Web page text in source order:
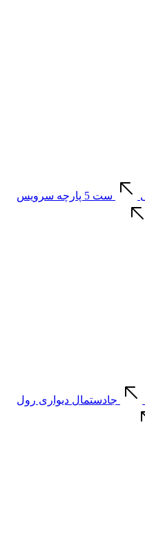
ست 5 پارچه سرویس
جادستمال دیواری رول